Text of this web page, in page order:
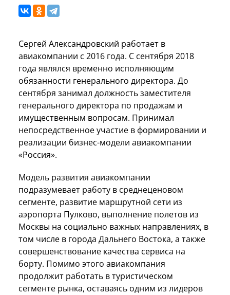
Сергей Александровский работает в
авиакомпании с 2016 года. С сентября 2018
года являлся временно исполняющим
обязанности генерального директора. До
сентября занимал должность заместителя
генерального директора по продажам и
имущественным вопросам. Принимал
непосредственное участие в формировании и
реализации бизнес-модели авиакомпании
«Россия».
Модель развития авиакомпании
подразумевает работу в среднеценовом
сегменте, развитие маршрутной сети из
аэропорта Пулково, выполнение полетов из
Москвы на социально важных направлениях, в
том числе в города Дальнего Востока, а также
совершенствование качества сервиса на
борту. Помимо этого авиакомпания
продолжит работать в туристическом
сегменте рынка, оставаясь одним из лидеров